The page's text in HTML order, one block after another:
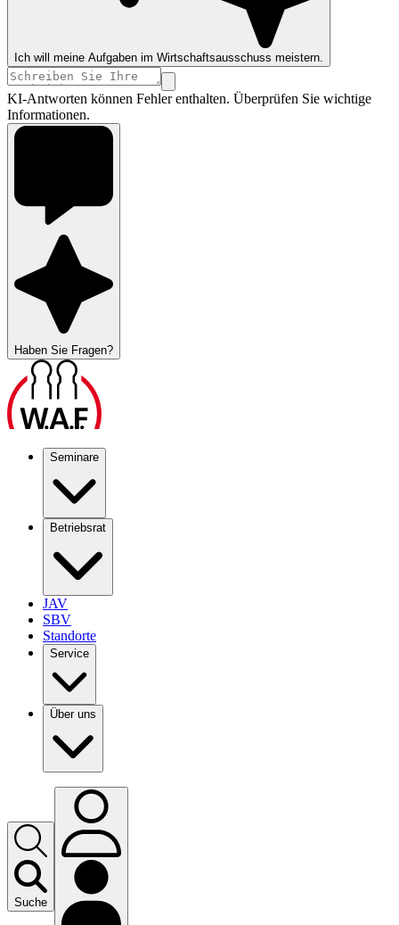
Ich will meine Aufgaben im Wirtschaftsausschuss meistern.
KI-Antworten können Fehler enthalten. Überprüfen Sie wichtige
Informationen.
Haben Sie Fragen?
Seminare
Betriebsrat
JAV
SBV
Standorte
Service
Über uns
Suche